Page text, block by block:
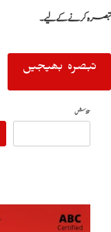
تبصرہ کرنے کےلیے۔
تلاش